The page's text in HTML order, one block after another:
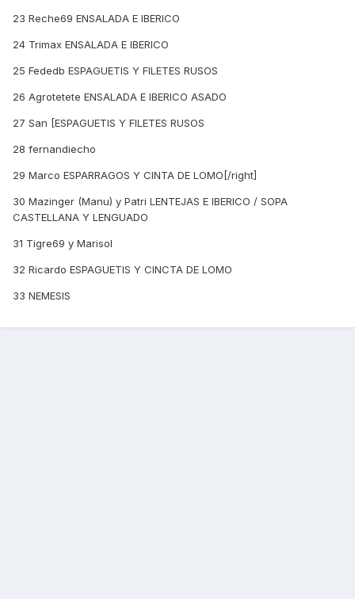
23 Reche69 ENSALADA E IBERICO
24 Trimax ENSALADA E IBERICO
25 Fededb ESPAGUETIS Y FILETES RUSOS
26 Agrotetete ENSALADA E IBERICO ASADO
27 San [ESPAGUETIS Y FILETES RUSOS
28 fernandiecho
29 Marco ESPARRAGOS Y CINTA DE LOMO[/right]
30 Mazinger (Manu) y Patri LENTEJAS E IBERICO / SOPA
CASTELLANA Y LENGUADO
31 Tigre69 y Marisol
32 Ricardo ESPAGUETIS Y CINCTA DE LOMO
33 NEMESIS